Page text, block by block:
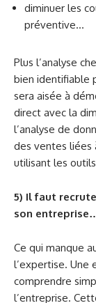
diminuer les
préventive…
Plus l’analyse
bien identifiable
sera aisée à
direct avec la
l’analyse de
des ventes liées
utilisant les
5) Il faut
son
Ce qui manque
l’expertise. Une
comprendre
l’entreprise.